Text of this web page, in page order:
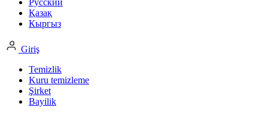
Русский
Қазақ
Кыргыз
Giriş
Temizlik
Kuru temizleme
Şirket
Bayilik